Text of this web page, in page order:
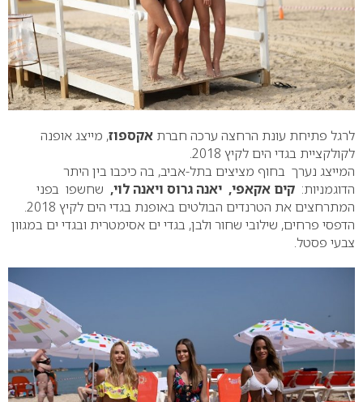
לרגל פתיחת עונת הרחצה ערכה חברת אקספוז, מייצג אופנה
לקולקציית בגדי הים לקיץ 2018.
המייצג נערך בחוף מציצים בתל-אביב, בה כיכבו בין היתר
הדוגמניות: קים אקאפי, יאנה גרוס ויאנה לוי, שחשפו בפני
המתרחצים את הטרנדים הבולטים באופנת בגדי הים לקיץ 2018.
הדפסי פרחים, שילובי שחור ולבן, בגדי ים אסימטרית ובגדי ים במגוון
צבעי פסטל.